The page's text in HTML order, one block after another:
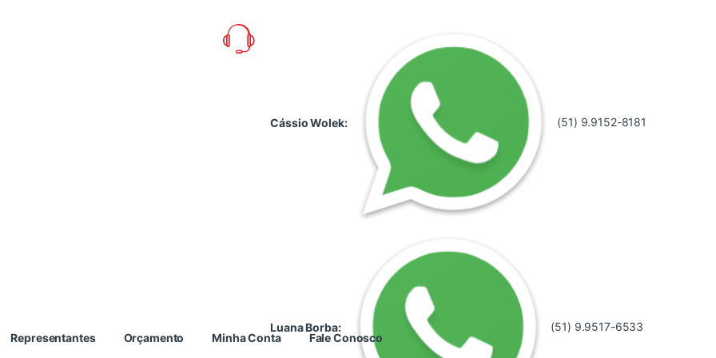
Representantes Orçamento Minha Conta Fale Conosco
Cássio Wolek: (51) 9.9152-8181
Luana Borba: (51) 9.9517-6533